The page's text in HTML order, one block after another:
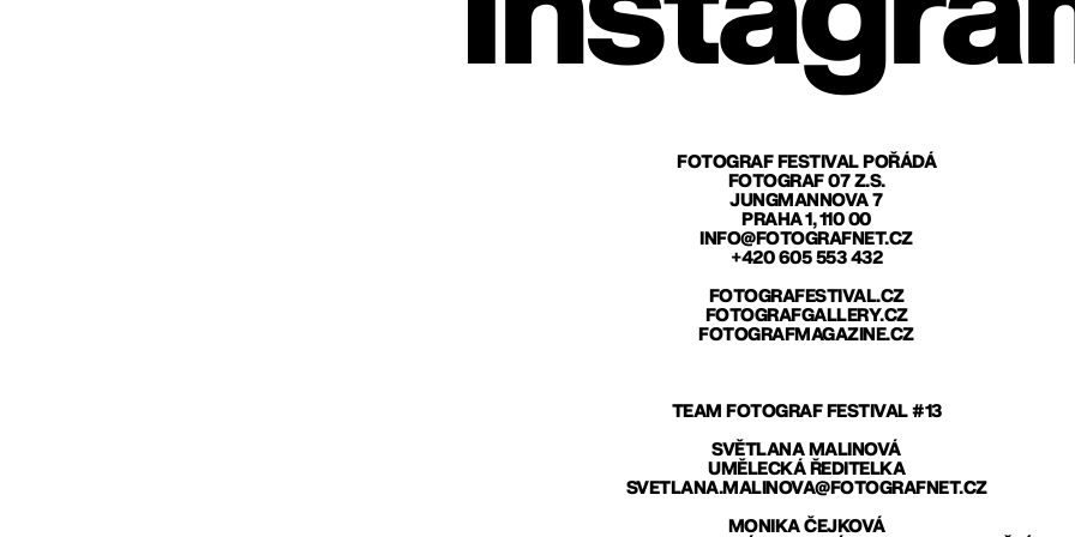
FOTOGRAF FESTIVAL POŘÁDÁ
FOTOGRAF 07 Z.S.
JUNGMANNOVA 7
PRAHA 1, 110 00
INFO@FOTOGRAFNET.CZ
+420 605 553 432
FOTOGRAFESTIVAL.CZ
FOTOGRAFGALLERY.CZ
FOTOGRAFMAGAZINE.CZ
TEAM FOTOGRAF FESTIVAL #13
SVĚTLANA MALINOVÁ
UMĚLECKÁ ŘEDITELKA
SVETLANA.MALINOVA@FOTOGRAFNET.CZ
MONIKA ČEJKOVÁ